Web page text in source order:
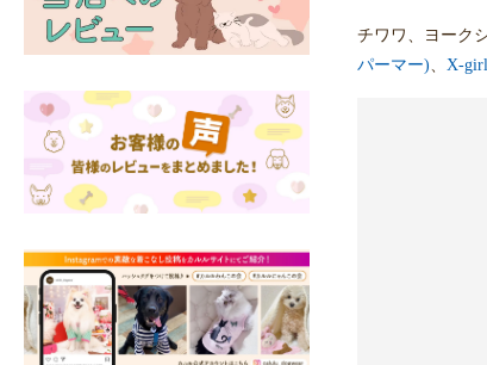
チワワ、ヨーク
パーマー)、 X-